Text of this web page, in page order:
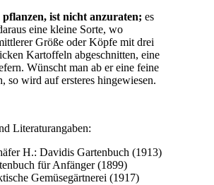
ist nicht anzuraten; es
eine kleine Sorte, wo
Größe oder Köpfe mit drei
Kartoffeln abgeschnitten, eine
Wünscht man ab er eine feine
so wird auf ersteres hingewiesen.
Literaturangaben:
H.: Davidis Gartenbuch (1913)
für Anfänger (1899)
Gemüsegärtnerei (1917)